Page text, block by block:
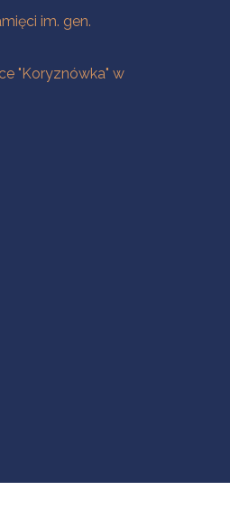
im. gen.
"Koryznówka" w